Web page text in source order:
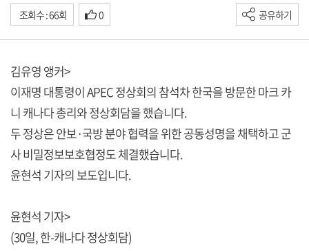
조회수 : 66회 0 공유하기
김유영 앵커>
이재명 대통령이 APEC 정상회의 참석차 한국을 방문한 마크 카
니 캐나다 총리와 정상회담을 했습니다.
두 정상은 안보·국방 분야 협력을 위한 공동성명을 채택하고 군
사 비밀정보보호협정도 체결했습니다.
윤현석 기자의 보도입니다.
윤현석 기자>
(30일, 한-캐나다 정상회담)